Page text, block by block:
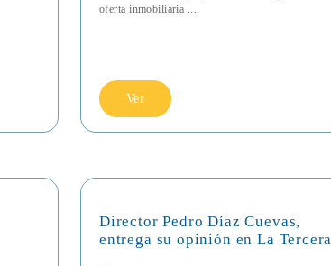
oferta inmobiliaria ...
Ver
Director Pedro Díaz Cuevas,
entrega su opinión en La Tercera